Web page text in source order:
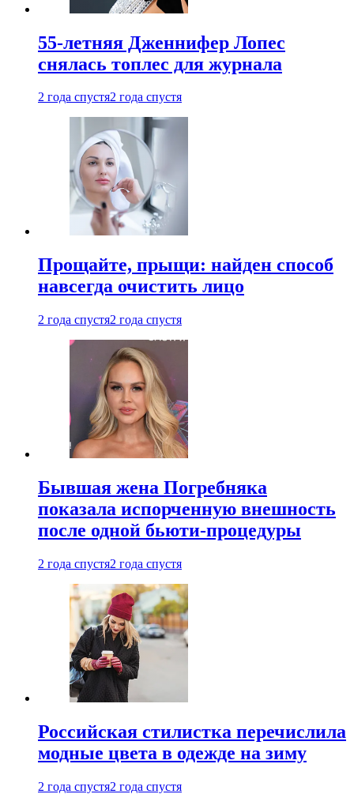
55-летняя Дженнифер Лопес
снялась топлес для журнала
2 года спустя2 года спустя
Прощайте, прыщи: найден способ
навсегда очистить лицо
2 года спустя2 года спустя
Бывшая жена Погребняка
показала испорченную внешность
после одной бьюти-процедуры
2 года спустя2 года спустя
Российская стилистка перечислила
модные цвета в одежде на зиму
2 года спустя2 года спустя